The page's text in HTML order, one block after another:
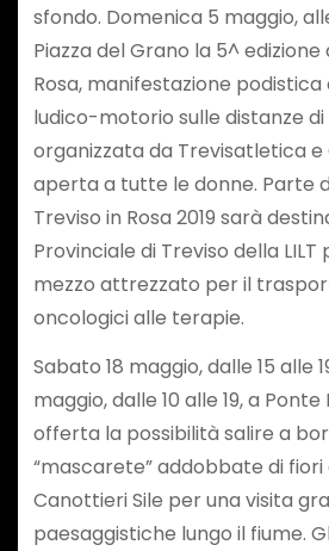
sfondo. Domenica 5 maggio,
Piazza del Grano la 5^ edizione
Rosa, manifestazione
ludico-motorio sulle distanze di
organizzata da Trevisatletica e
aperta a tutte le donne. Parte
Treviso in Rosa 2019 sarà
Provinciale di Treviso della LILT
mezzo attrezzato per il
oncologici alle terapie.
Sabato 18 maggio, dalle 15 alle
maggio, dalle 10 alle 19, a
offerta la possibilità salire a
“mascarete” addobbate di fiori
Canottieri Sile per una visita
paesaggistiche lungo il fiume.